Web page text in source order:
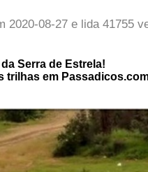
2020-08-27 e lida 41755
Serra de Estrela!
trilhas em